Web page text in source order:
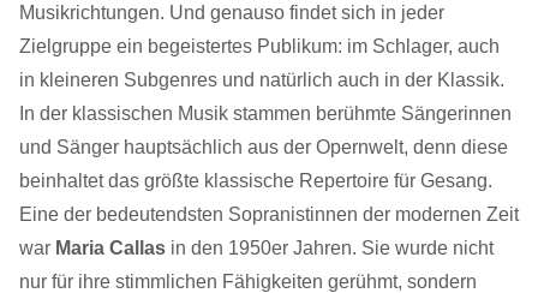
Musikrichtungen. Und genauso findet sich in jeder
Zielgruppe ein begeistertes Publikum: im Schlager, auch
in kleineren Subgenres und natürlich auch in der Klassik.
In der klassischen Musik stammen berühmte Sängerinnen
und Sänger hauptsächlich aus der Opernwelt, denn diese
beinhaltet das größte klassische Repertoire für Gesang.
Eine der bedeutendsten Sopranistinnen der modernen Zeit
war Maria Callas in den 1950er Jahren. Sie wurde nicht
nur für ihre stimmlichen Fähigkeiten gerühmt, sondern